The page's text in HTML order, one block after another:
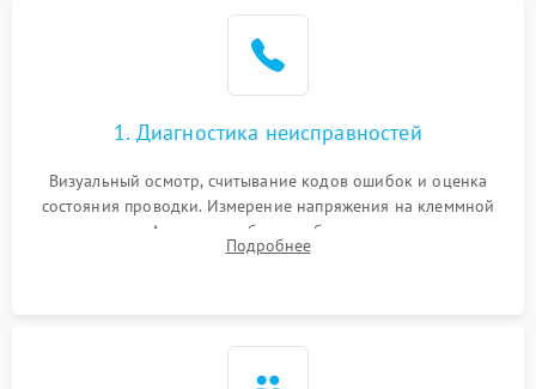
1. Диагностика неисправностей
Визуальный осмотр, считывание кодов ошибок и оценка
состояния проводки. Измерение напряжения на клеммной
колодке. Анализ жалоб на проблемы с нагревом,
конвекцией, панелью управления или блокировкой дверцы.
Подробнее